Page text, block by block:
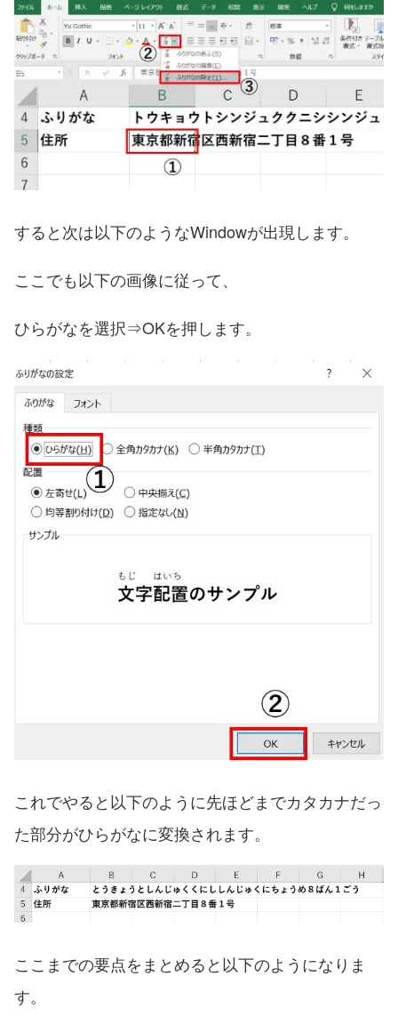
すると次は以下のようなWindowが出現します。
ここでも以下の画像に従って、
ひらがなを選択⇒OKを押します。
これでやると以下のように先ほどまでカタカナだっ
た部分がひらがなに変換されます。
ここまでの要点をまとめると以下のようになりま
す。